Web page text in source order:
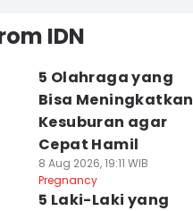
IDN
5 Olahraga yang
Bisa Meningkatkan
Kesuburan agar
Cepat Hamil
8 Aug 2026, 19:11 WIB
Pregnancy
5 Laki-Laki yang